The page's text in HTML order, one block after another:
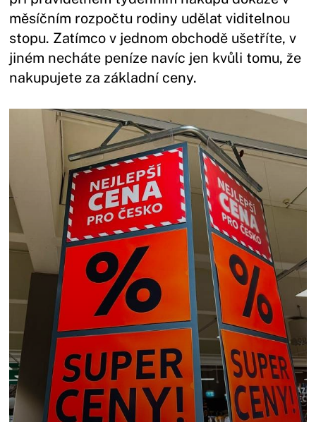
měsíčním rozpočtu rodiny udělat viditelnou
stopu. Zatímco v jednom obchodě ušetříte, v
jiném necháte peníze navíc jen kvůli tomu, že
nakupujete za základní ceny.